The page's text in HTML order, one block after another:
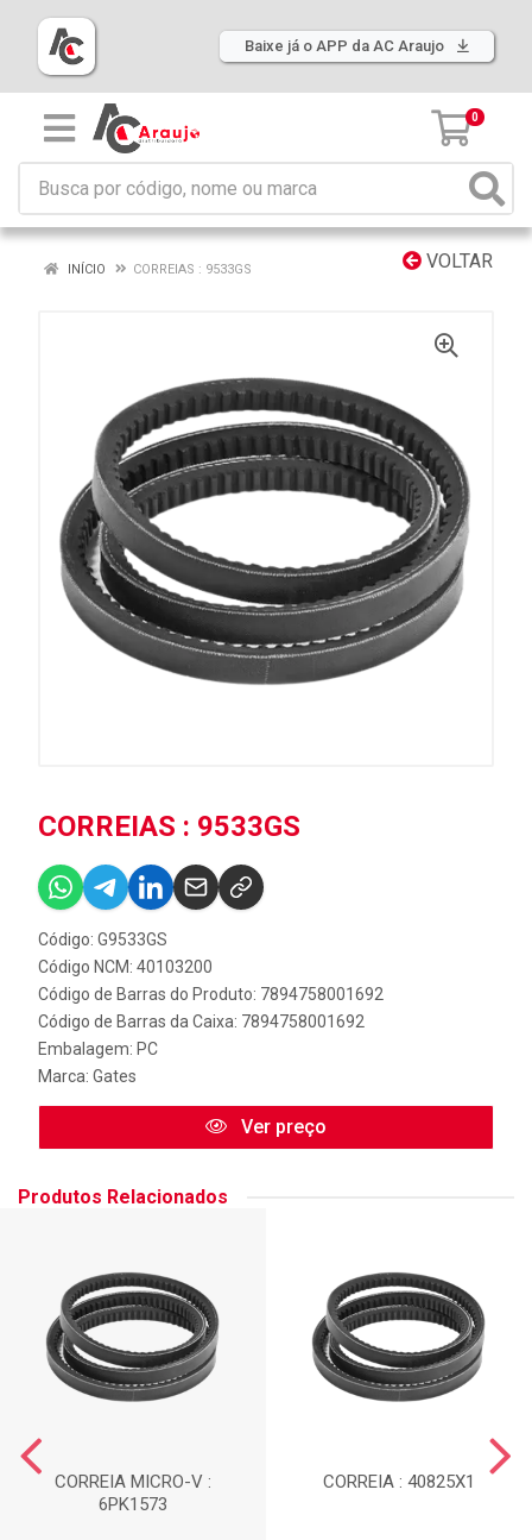
Baixe já o APP da AC Araujo
0
VOLTAR
INÍCIO CORREIAS : 9533GS
CORREIAS : 9533GS
Código: G9533GS
Código NCM: 40103200
Código de Barras do Produto: 7894758001692
Código de Barras da Caixa: 7894758001692
Embalagem: PC
Marca: Gates
Ver preço
Produtos Relacionados
CORREIA MICRO-V :
6PK1573
CORREIA : 40825X1